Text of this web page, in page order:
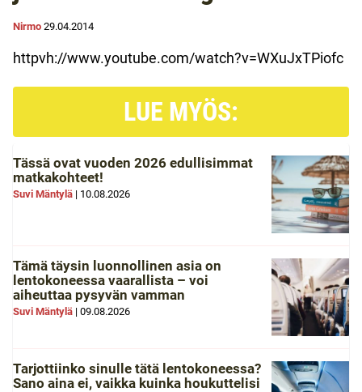
Nirmo 29.04.2014
httpvh://www.youtube.com/watch?v=WXuJxTPiofc
LUE MYÖS:
Tässä ovat vuoden 2026 edullisimmat
matkakohteet!
Suvi Mäntylä | 10.08.2026
Tämä täysin luonnollinen asia on
lentokoneessa vaarallista – voi
aiheuttaa pysyvän vamman
Suvi Mäntylä | 09.08.2026
Tarjottiinko sinulle tätä lentokoneessa?
Sano aina ei, vaikka kuinka houkuttelisi